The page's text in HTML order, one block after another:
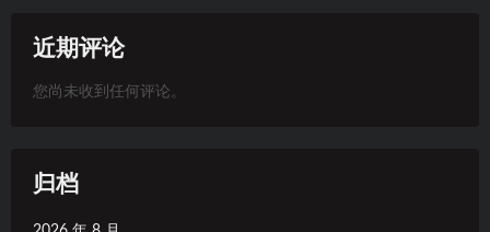
近期评论
您尚未收到任何评论。
归档